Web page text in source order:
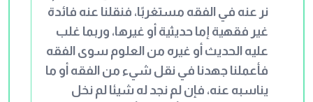
نر عنه في الفقه مستغربًا، فنقلنا عنه فائدة
غير فقهية إما حديثية أو غيرها، وربما غلب
عليه الحديث أو غيره من العلوم سوى الفقه
فأعملنا جهدنا في نقل شيء من الفقه أو ما
يناسبه عنه، فإن لم نجد له شيئا لم نخل